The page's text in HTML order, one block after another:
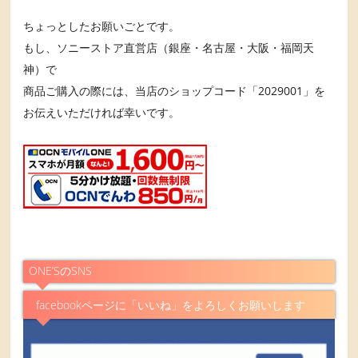
ちょっとしたお願いごとです。
もし、ソニーストア直営店（銀座・名古屋・大阪・福岡天
神）で
商品ご購入の際には、当店のショップコード「2029001」を
お伝えいただければ幸いです。
ONE’SのSNS
facebookページに「いいね」をよろしくお願いします